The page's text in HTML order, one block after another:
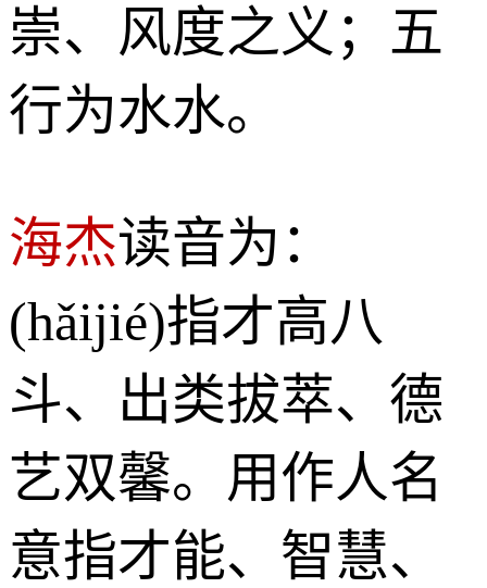
崇、风度之义；五
行为水水。
海杰读音为：
(hǎijié)指才高八
斗、出类拔萃、德
艺双馨。用作人名
意指才能、智慧、